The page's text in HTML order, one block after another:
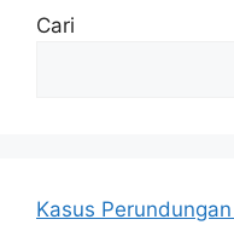
Cari
Kasus